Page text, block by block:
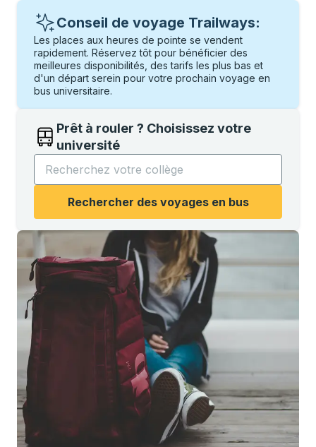
Conseil de voyage Trailways:
Les places aux heures de pointe se vendent
rapidement. Réservez tôt pour bénéficier des
meilleures disponibilités, des tarifs les plus bas et
d'un départ serein pour votre prochain voyage en
bus universitaire.
Prêt à rouler ? Choisissez votre
université
Commencez à saisir le nom de l'université pour
Rechercher des voyages en bus